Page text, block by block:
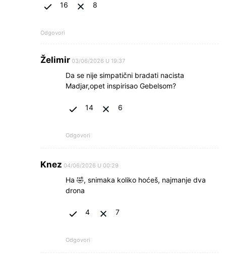
16 8
Odgovori
Želimir 03/06/2026 U 19:37
Da se nije simpatični bradati nacista
Madjar,opet inspirisao Gebelsom?
14 6
Odgovori
Knez 04/06/2026 U 00:29
Ha 🤣, snimaka koliko hoćeš, najmanje dva
drona
4 7
Odgovori